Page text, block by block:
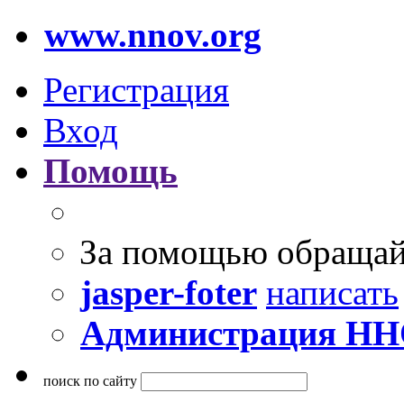
www.nnov.org
Регистрация
Вход
Помощь
За помощью
jasper-foter написать
Администрация
поиск по сайту